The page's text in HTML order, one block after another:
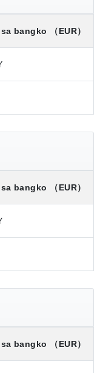
bangko （EUR）
bangko （EUR）
bangko （EUR）